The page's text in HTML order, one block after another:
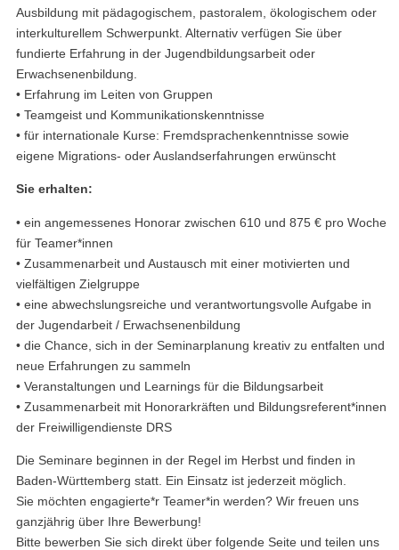
Ausbildung mit pädagogischem, pastoralem, ökologischem oder
interkulturellem Schwerpunkt. Alternativ verfügen Sie über
fundierte Erfahrung in der Jugendbildungsarbeit oder
Erwachsenenbildung.
• Erfahrung im Leiten von Gruppen
• Teamgeist und Kommunikationskenntnisse
• für internationale Kurse: Fremdsprachenkenntnisse sowie
eigene Migrations- oder Auslandserfahrungen erwünscht
Sie erhalten:
• ein angemessenes Honorar zwischen 610 und 875 € pro Woche
für Teamer*innen
• Zusammenarbeit und Austausch mit einer motivierten und
vielfältigen Zielgruppe
• eine abwechslungsreiche und verantwortungsvolle Aufgabe in
der Jugendarbeit / Erwachsenenbildung
• die Chance, sich in der Seminarplanung kreativ zu entfalten und
neue Erfahrungen zu sammeln
• Veranstaltungen und Learnings für die Bildungsarbeit
• Zusammenarbeit mit Honorarkräften und Bildungsreferent*innen
der Freiwilligendienste DRS
Die Seminare beginnen in der Regel im Herbst und finden in
Baden-Württemberg statt. Ein Einsatz ist jederzeit möglich.
Sie möchten engagierte*r Teamer*in werden? Wir freuen uns
ganzjährig über Ihre Bewerbung!
Bitte bewerben Sie sich direkt über folgende Seite und teilen uns